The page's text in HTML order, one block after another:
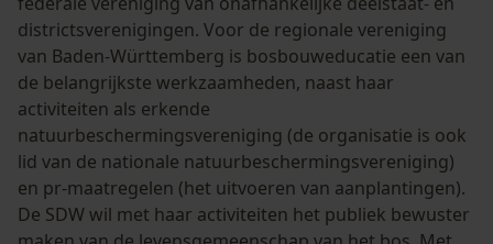
districtsverenigingen. Voor de regionale vereniging
van Baden-Württemberg is bosbouweducatie een van
de belangrijkste werkzaamheden, naast haar
activiteiten als erkende
natuurbeschermingsvereniging (de organisatie is ook
lid van de nationale natuurbeschermingsvereniging)
en pr-maatregelen (het uitvoeren van aanplantingen).
De SDW wil met haar activiteiten het publiek bewuster